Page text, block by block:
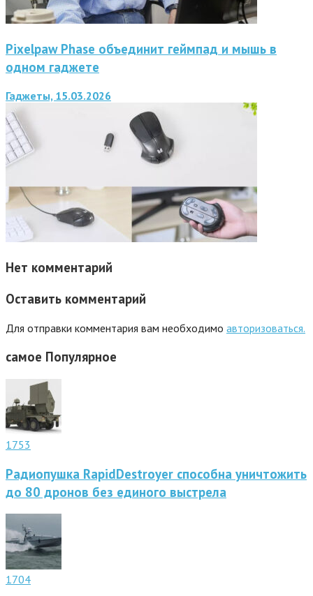
Pixelpaw Phase объединит геймпад и мышь в
одном гаджете
Гаджеты, 15.03.2026
Нет комментарий
Оставить комментарий
Для отправки комментария вам необходимо авторизоваться.
самое Популярное
1753
Радиопушка RapidDestroyer способна уничтожить
до 80 дронов без единого выстрела
1704